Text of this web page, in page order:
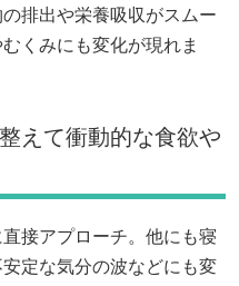
排出や栄養吸収がスムー
くみにも変化が現れま
えて衝動的な食欲や
接アプローチ。他にも寝
定な気分の波などにも変